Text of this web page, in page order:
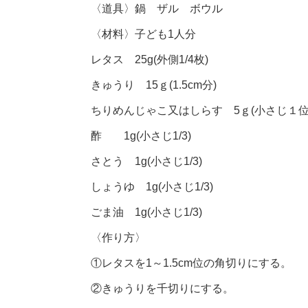
〈道具〉鍋 ザル ボウル
〈材料〉子ども1人分
レタス 25g(外側1/4枚)
きゅうり 15ｇ(1.5cm分)
ちりめんじゃこ又はしらす 5ｇ(小さじ１
酢 1g(小さじ1/3)
さとう 1g(小さじ1/3)
しょうゆ 1g(小さじ1/3)
ごま油 1g(小さじ1/3)
〈作り方〉
①レタスを1～1.5cm位の角切りにする。
②きゅうりを千切りにする。